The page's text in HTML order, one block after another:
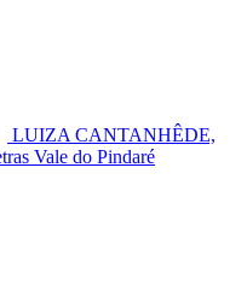
LUIZA CANTANHÊDE,
Vale do Pindaré